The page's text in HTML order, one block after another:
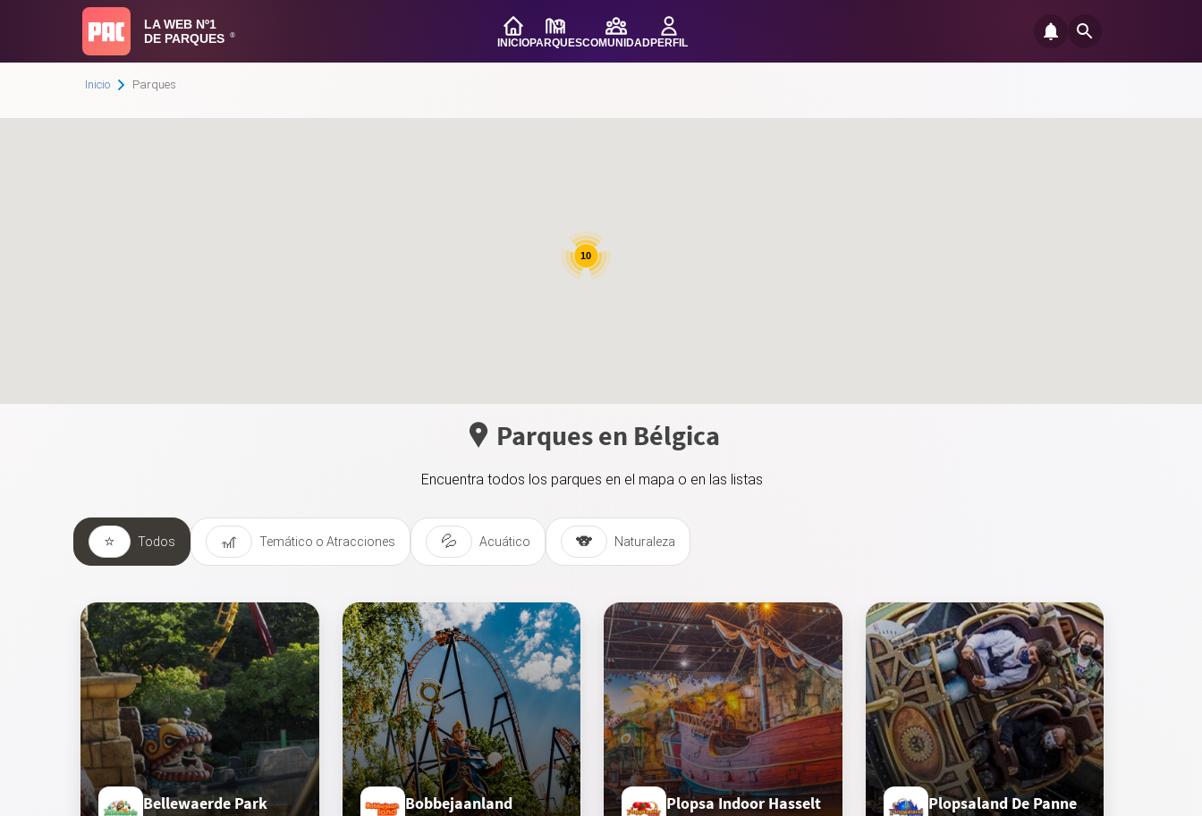
LA WEB Nº1
DE PARQUES
®
INICIOPARQUESCOMUNIDADPERFIL
Inicio Parques
10
Parques en Bélgica
Encuentra todos los parques en el mapa o en las listas
⭐ Todos 🎢 Temático o Atracciones 💦 Acuático 🐨 Naturaleza
Bellewaerde Park Bobbejaanland Plopsa Indoor Hasselt Plopsaland De Panne